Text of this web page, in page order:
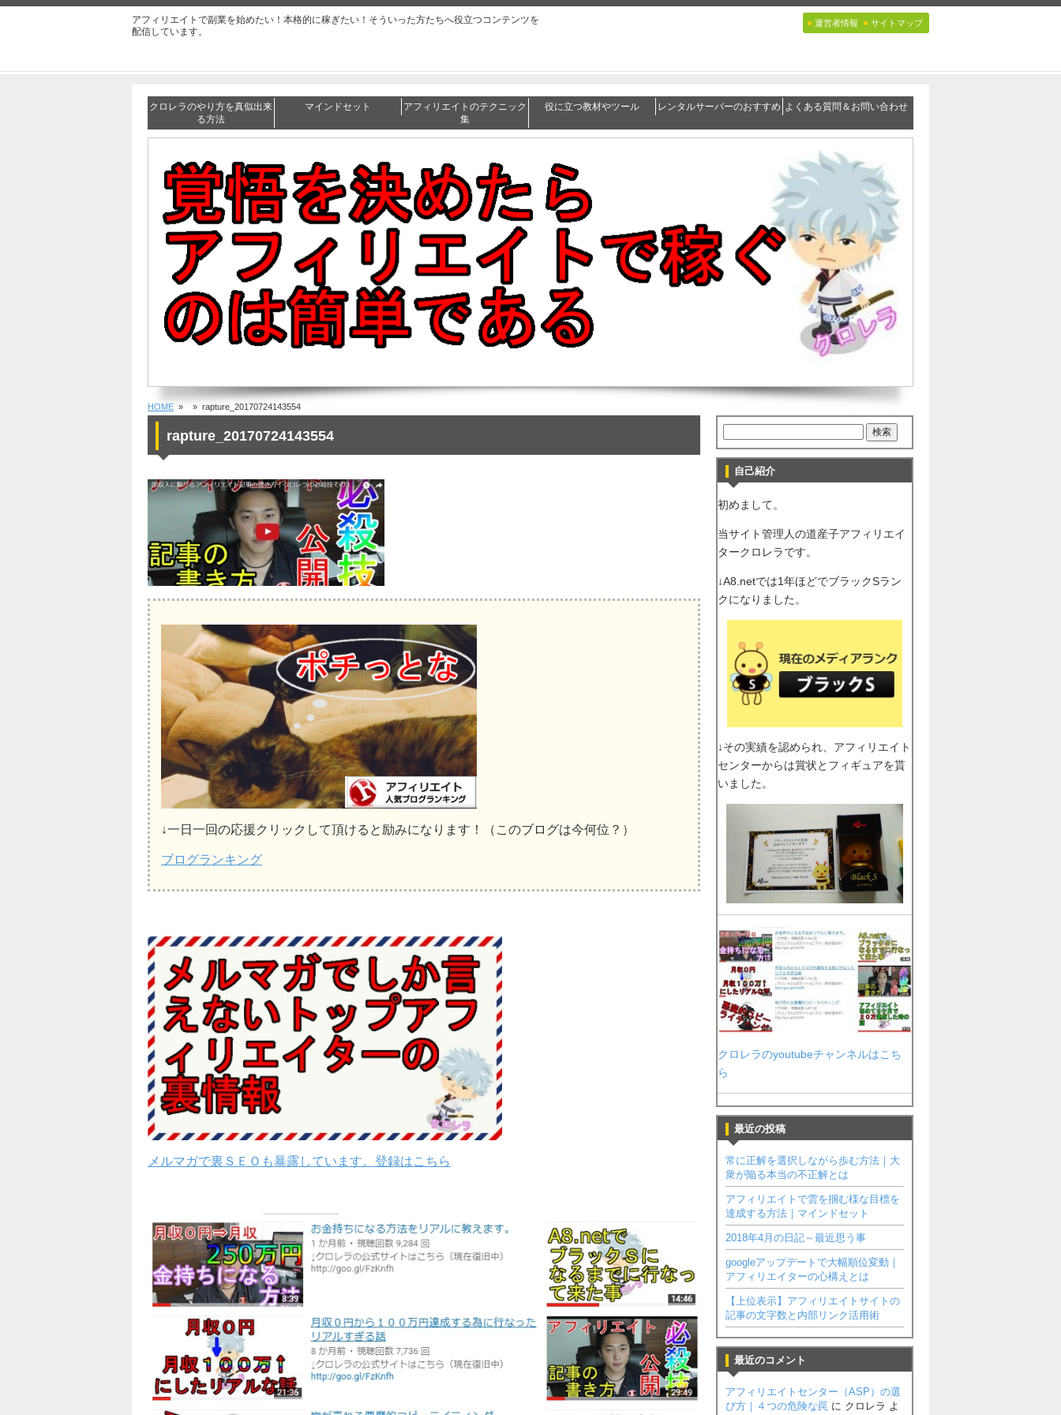
アフィリエイトで副業を始めたい！本格的に稼ぎたい！そういった方たちへ役立つコンテンツを
配信しています。
● 運営者情報 ● サイトマップ
クロレラのやり方を真似出来
る方法
マインドセット
アフィリエイトのテクニック
集
役に立つ教材やツール レンタルサーバーのおすすめ よくある質問＆お問い合わせ
HOME » » rapture_20170724143554
rapture_20170724143554
↓一日一回の応援クリックして頂けると励みになります！（このブログは今何位？）
ブログランキング
メルマガで裏ＳＥＯも暴露しています。登録はこちら
自己紹介
初めまして。
当サイト管理人の道産子アフィリエイ
タークロレラです。
↓A8.netでは1年ほどでブラックSラン
クになりました。
↓その実績を認められ、アフィリエイト
センターからは賞状とフィギュアを貰
いました。
クロレラのyoutubeチャンネルはこち
ら
最近の投稿
常に正解を選択しながら歩む方法｜大
衆が陥る本当の不正解とは
アフィリエイトで雲を掴む様な目標を
達成する方法｜マインドセット
2018年4月の日記～最近思う事
googleアップデートで大幅順位変動｜
アフィリエイターの心構えとは
【上位表示】アフィリエイトサイトの
記事の文字数と内部リンク活用術
最近のコメント
アフィリエイトセンター（ASP）の選
び方｜４つの危険な罠 に クロレラ よ